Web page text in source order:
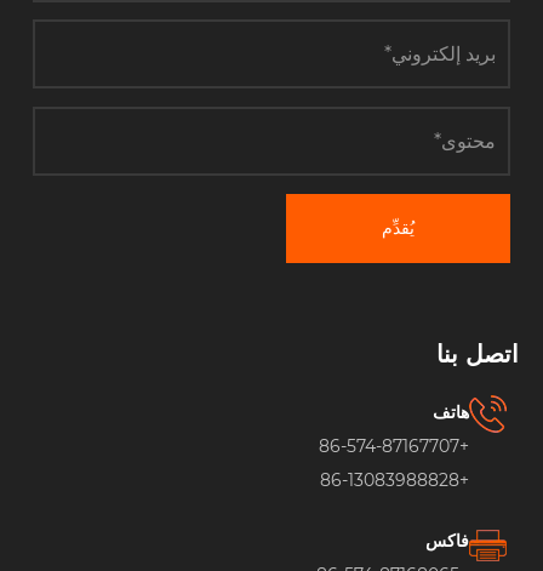
يُقدِّم
اتصل بنا
هاتف
+86-574-87167707
+86-13083988828
فاكس